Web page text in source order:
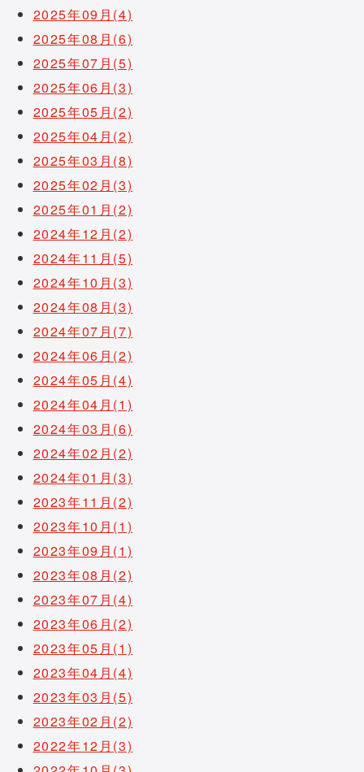
2025年09月(4)
2025年08月(6)
2025年07月(5)
2025年06月(3)
2025年05月(2)
2025年04月(2)
2025年03月(8)
2025年02月(3)
2025年01月(2)
2024年12月(2)
2024年11月(5)
2024年10月(3)
2024年08月(3)
2024年07月(7)
2024年06月(2)
2024年05月(4)
2024年04月(1)
2024年03月(6)
2024年02月(2)
2024年01月(3)
2023年11月(2)
2023年10月(1)
2023年09月(1)
2023年08月(2)
2023年07月(4)
2023年06月(2)
2023年05月(1)
2023年04月(4)
2023年03月(5)
2023年02月(2)
2022年12月(3)